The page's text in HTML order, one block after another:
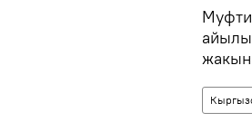
жакын